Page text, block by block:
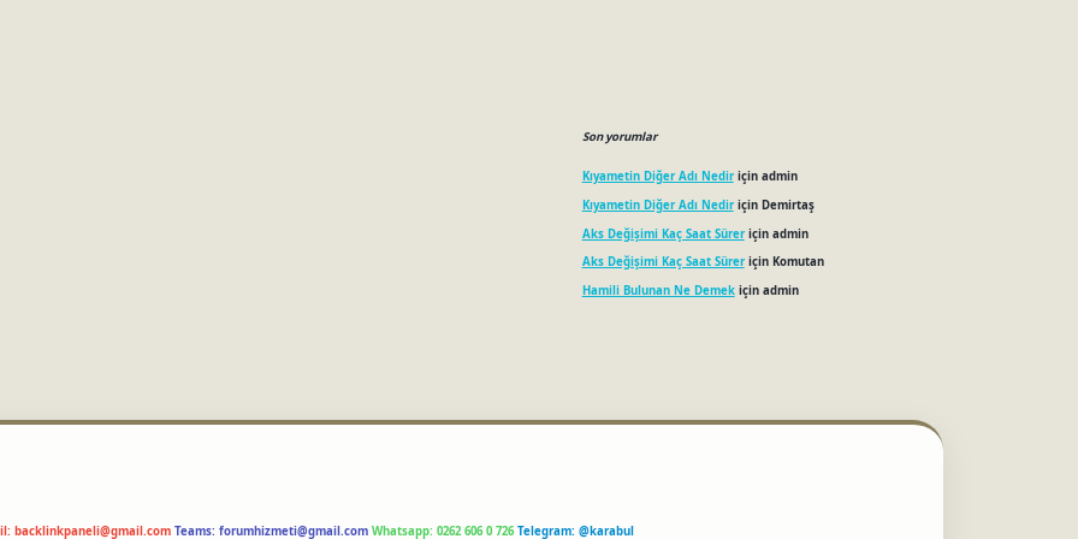
Son yorumlar
Kıyametin Diğer Adı Nediriçin admin
Kıyametin Diğer Adı Nediriçin Demirtaş
Aks Değişimi Kaç Saat Süreriçin admin
Aks Değişimi Kaç Saat Süreriçin Komutan
Hamili Bulunan Ne Demekiçin admin
backlinkpaneli@gmail.com Teams: forumhizmeti@gmail.com Whatsapp: 0262 606 0 726 Telegram: @karabul